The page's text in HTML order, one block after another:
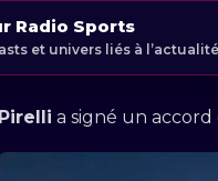
Radio Sports
et univers liés à
Pirelli a signé un